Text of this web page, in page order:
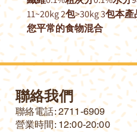
11~20kg 2包>30kg 3包本
您平常的食物混合
聯絡我們
​聯絡電話: 2711-6909
營業時間: 12:00-20:00